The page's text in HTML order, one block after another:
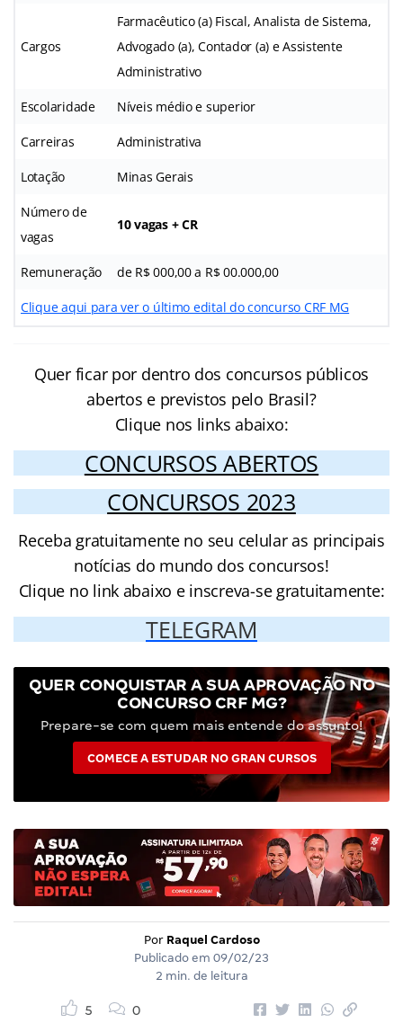
Cargos
Farmacêutico (a) Fiscal, Analista de Sistema,
Advogado (a), Contador (a) e Assistente
Administrativo
Escolaridade Níveis médio e superior
Carreiras Administrativa
Lotação Minas Gerais
Número de
vagas
10 vagas + CR
Remuneração de R$ 000,00 a R$ 00.000,00
Clique aqui para ver o último edital do concurso CRF MG
Quer ficar por dentro dos concursos públicos
abertos e previstos pelo Brasil?
Clique nos links abaixo:
CONCURSOS ABERTOS
CONCURSOS 2023
Receba gratuitamente no seu celular as principais
notícias do mundo dos concursos!
Clique no link abaixo e inscreva-se gratuitamente:
TELEGRAM
QUER CONQUISTAR A SUA APROVAÇÃO NO
CONCURSO CRF MG?
Prepare-se com quem mais entende do assunto!
COMECE A ESTUDAR NO GRAN CURSOS
Por Raquel Cardoso
Publicado em 09/02/23
2 min. de leitura
5 0